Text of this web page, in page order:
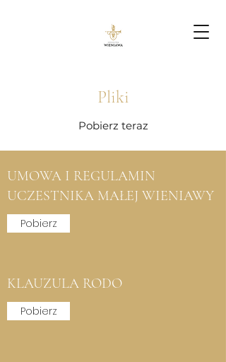
Pliki
Pobierz teraz
UMOWA I REGULAMIN
UCZESTNIKA MAŁEJ WIENIAWY
Pobierz
KLAUZULA RODO
Pobierz